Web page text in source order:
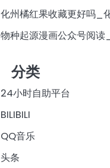
化州橘红果收藏更好吗_
物种起源漫画公众号阅读
分类
24小时自助平台
BILIBILI
QQ音乐
头条